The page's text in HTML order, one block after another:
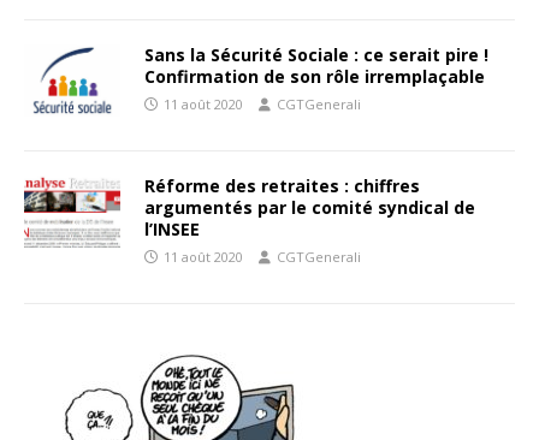
Sans la Sécurité Sociale : ce serait pire !
Confirmation de son rôle irremplaçable
11 août 2020 CGTGenerali
Réforme des retraites : chiffres
argumentés par le comité syndical de
l’INSEE
11 août 2020 CGTGenerali